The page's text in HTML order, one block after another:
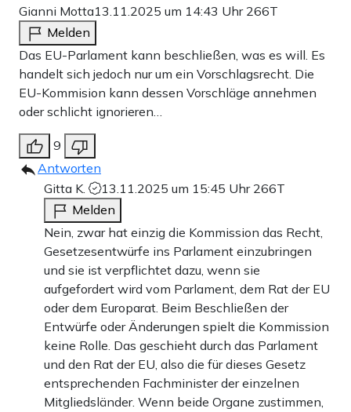
Gianni Motta13.11.2025 um 14:43 Uhr 266T
Melden
Das EU-Parlament kann beschließen, was es will. Es
handelt sich jedoch nur um ein Vorschlagsrecht. Die
EU-Kommision kann dessen Vorschläge annehmen
oder schlicht ignorieren…
9
Antworten
Gitta K.
13.11.2025 um 15:45 Uhr 266T
Melden
Nein, zwar hat einzig die Kommission das Recht,
Gesetzesentwürfe ins Parlament einzubringen
und sie ist verpflichtet dazu, wenn sie
aufgefordert wird vom Parlament, dem Rat der EU
oder dem Europarat. Beim Beschließen der
Entwürfe oder Änderungen spielt die Kommission
keine Rolle. Das geschieht durch das Parlament
und den Rat der EU, also die für dieses Gesetz
entsprechenden Fachminister der einzelnen
Mitgliedsländer. Wenn beide Organe zustimmen,